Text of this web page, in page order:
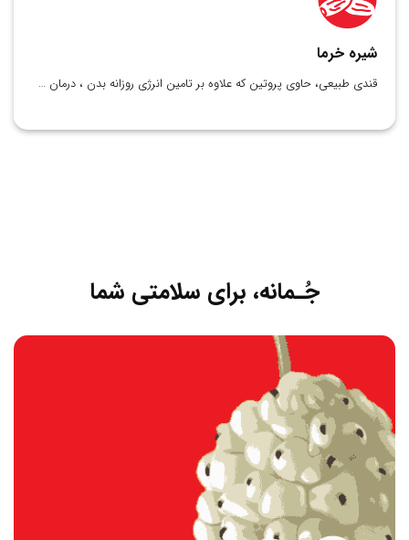
شیره خرما
قندی طبیعی، حاوی پروتین که علاوه بر تامین انرژی روزانه بدن ، درمان …
جُـمانه، برای سلامتی شما